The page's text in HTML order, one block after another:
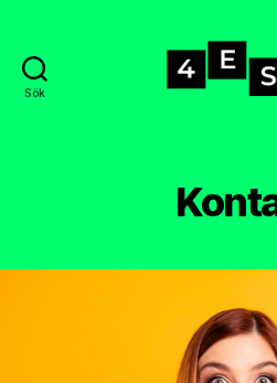
Sök